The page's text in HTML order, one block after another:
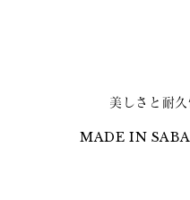
美しさと耐久
MADE IN